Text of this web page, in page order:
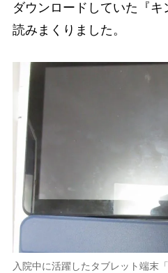
ダウンロードしていた『
読みまくりました。
入院中に活躍したタブレット端末